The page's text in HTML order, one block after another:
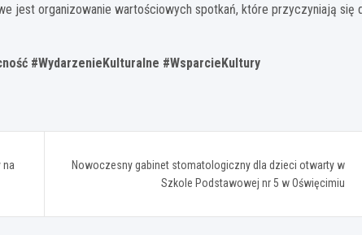
jest organizowanie wartościowych spotkań, które przyczyniają się
#WydarzenieKulturalne #WsparcieKultury
na
Nowoczesny gabinet stomatologiczny dla dzieci otwarty w
Szkole Podstawowej nr 5 w Oświęcimiu